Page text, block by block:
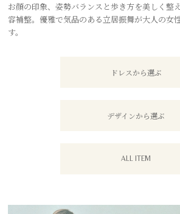
お顔の印象、姿勢バランスと歩き方を美しく整
容補整。優雅で気品のある立居振舞が大人の女
す。
ドレスから選ぶ
デザインから選ぶ
ALL ITEM